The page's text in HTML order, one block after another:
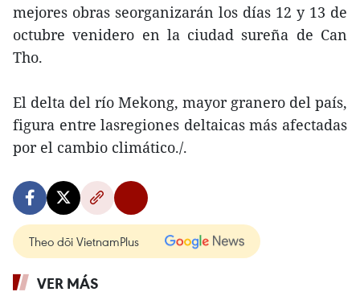
mejores obras seorganizarán los días 12 y 13 de
octubre venidero en la ciudad sureña de Can
Tho.
El delta del río Mekong, mayor granero del país,
figura entre lasregiones deltaicas más afectadas
por el cambio climático./.
Theo dõi VietnamPlus
VER MÁS